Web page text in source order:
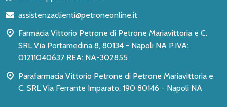
pagina
assistenzaclienti@petroneonline.it
Farmacia Vittorio Petrone di Petrone Mariavittoria e C.
SRL Via Portamedina 8, 80134 - Napoli NA P.IVA:
01211040637 REA: NA-302855
Parafarmacia Vittorio Petrone di Petrone Mariavittoria e
C. SRL Via Ferrante Imparato, 190 80146 - Napoli NA